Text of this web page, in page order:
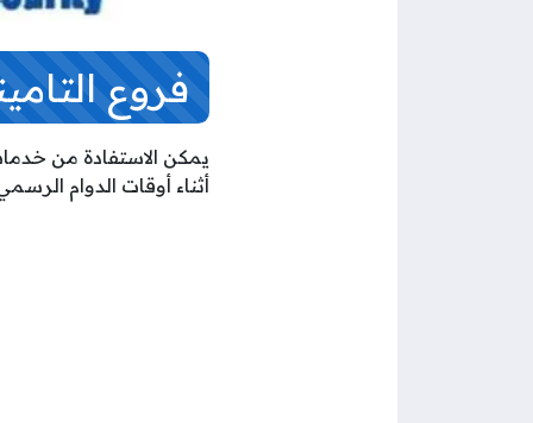
فروع
يمكن الاستفادة من
أثناء أوقات الدوام